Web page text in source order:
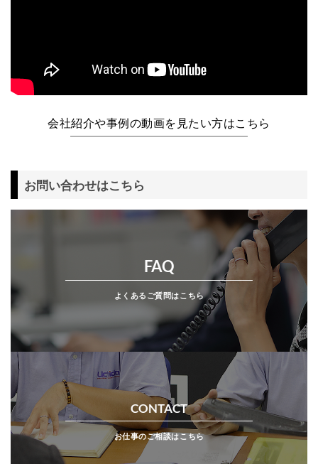
会社紹介や事例の動画を見たい方はこちら
お問い合わせはこちら
FAQ
よくあるご質問はこちら
CONTACT
お仕事のご相談はこちら